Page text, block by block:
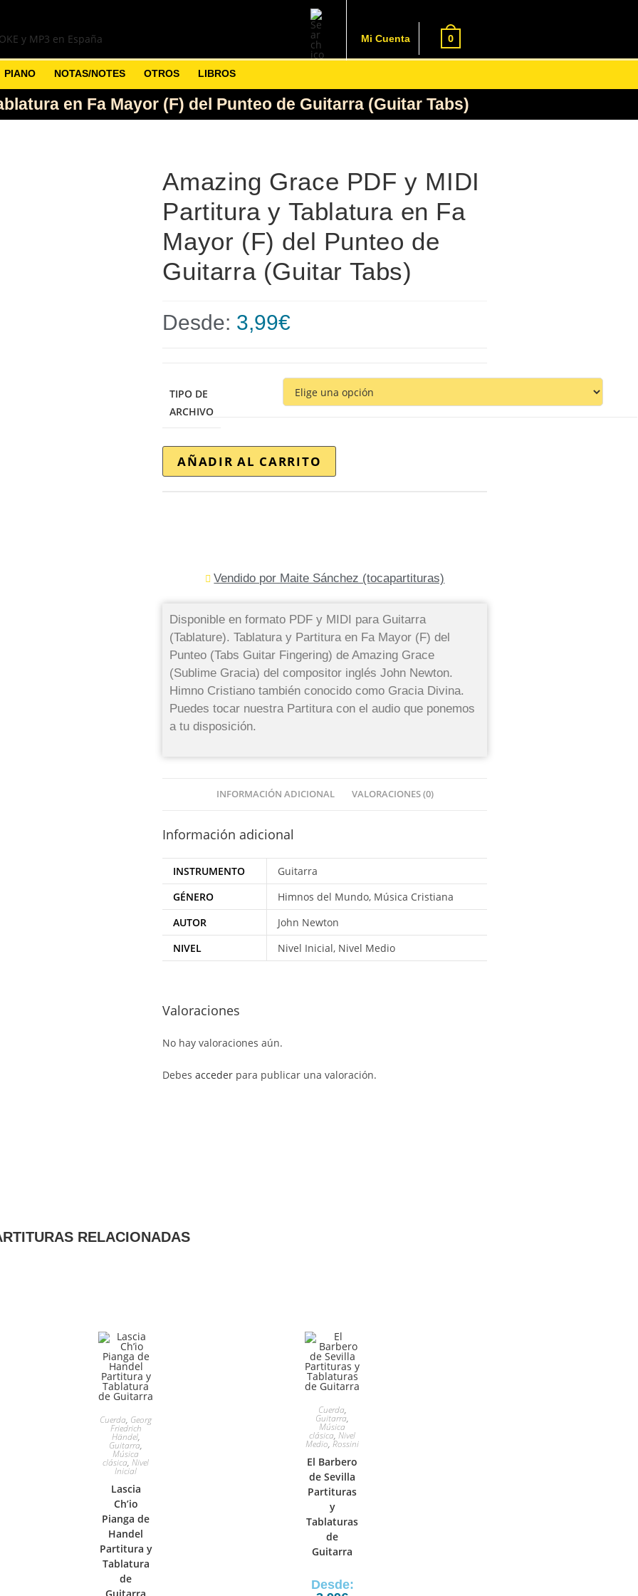
Mi Cuenta 0
PIANO NOTAS/NOTES OTROS LIBROS
en Fa Mayor (F) del Punteo de Guitarra (Guitar Tabs)
Amazing Grace PDF y MIDI
Partitura y Tablatura en Fa
Mayor (F) del Punteo de
Guitarra (Guitar Tabs)
Desde: 3,99€
TIPO DE
ARCHIVO
AÑADIR AL CARRITO
Vendido por Maite Sánchez (tocapartituras)
Disponible en formato PDF y MIDI para Guitarra
(Tablature). Tablatura y Partitura en Fa Mayor (F) del
Punteo (Tabs Guitar Fingering) de Amazing Grace
(Sublime Gracia) del compositor inglés John Newton.
Himno Cristiano también conocido como Gracia Divina.
Puedes tocar nuestra Partitura con el audio que ponemos
a tu disposición.
INFORMACIÓN ADICIONAL VALORACIONES (0)
Información adicional
INSTRUMENTO
Guitarra
GÉNERO
Himnos del Mundo, Música Cristiana
AUTOR
John Newton
NIVEL
Nivel Inicial, Nivel Medio
Valoraciones
No hay valoraciones aún.
Debesacceder para publicar una valoración.
RELACIONADAS
Cuerda, Georg
Friedrich
Händel,
Guitarra,
Música
clásica,Nivel
Inicial
Lascia
Ch’io
Pianga de
Handel
Partitura y
Tablatura
de
Guitarra
Cuerda,
Guitarra,
Música
clásica,Nivel
Medio,Rossini
El Barbero
de Sevilla
Partituras
y
Tablaturas
de
Guitarra
Desde: